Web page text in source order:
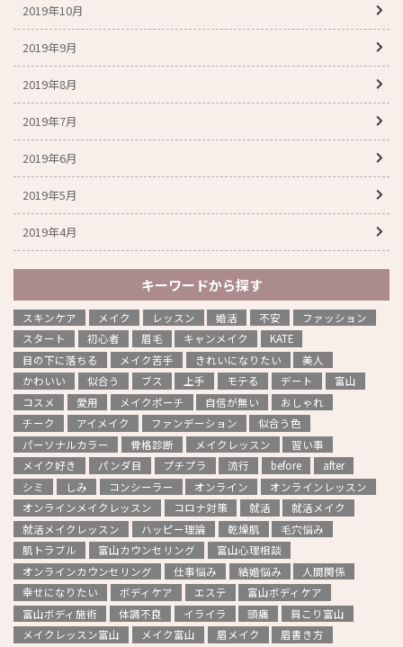
2019年10月
2019年9月
2019年8月
2019年7月
2019年6月
2019年5月
2019年4月
キーワードから探す
スキンケア メイク レッスン 婚活 不安
ファッション
スタート
初心者 眉毛 キャンメイク
KATE
目の下に落ちる
メイク苦手 きれいになりたい
美人
かわいい
似合う ブス 上手 モテる デート
富山
コスメ
愛用 メイクポーチ 自信が無い
おしゃれ
チーク
アイメイク ファンデーション
似合う色
パーソナルカラー
骨格診断 メイクレッスン
習い事
メイク好き
パンダ目 プチプラ 流行 before
after
シミ
しみ コンシーラー オンライン
オンラインレッスン
オンラインメイクレッスン
コロナ対策 就活
就活メイク
就活メイクレッスン
ハッピー理論 乾燥肌
毛穴悩み
肌トラブル
富山カウンセリング
富山心理相談
オンラインカウンセリング
仕事悩み 結婚悩み
人間関係
幸せになりたい
ボディケア エステ
富山ボディケア
富山ボディ施術
体調不良 イライラ 頭痛
肩こり富山
メイクレッスン富山
メイク富山 眉メイク
眉書き方